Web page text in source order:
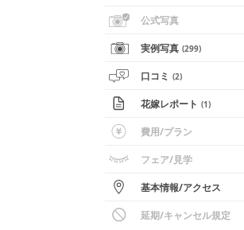
公式写真
実例写真 (299)
口コミ (2)
花嫁レポート (1)
費用/プラン
フェア/見学
基本情報/アクセス
延期/キャンセル規定